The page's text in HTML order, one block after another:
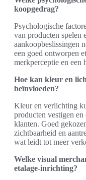
koopgedrag?
Psychologische
van producten spelen
aankoopbeslissingen
een goed ontworpen
merkperceptie en een
Hoe kan kleur en
beïnvloeden?
Kleur en verlichting
producten vestigen
klanten. Goed
zichtbaarheid en
wat leidt tot meer
Welke visual
etalage-inrichting?